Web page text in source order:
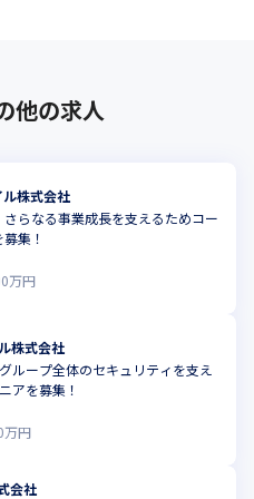
を求めています。
他の求人
株式会社
さらなる事業成長を支えるためコー
集！
万円
株式会社
ループ全体のセキュリティを支え
アを募集！
万円
会社